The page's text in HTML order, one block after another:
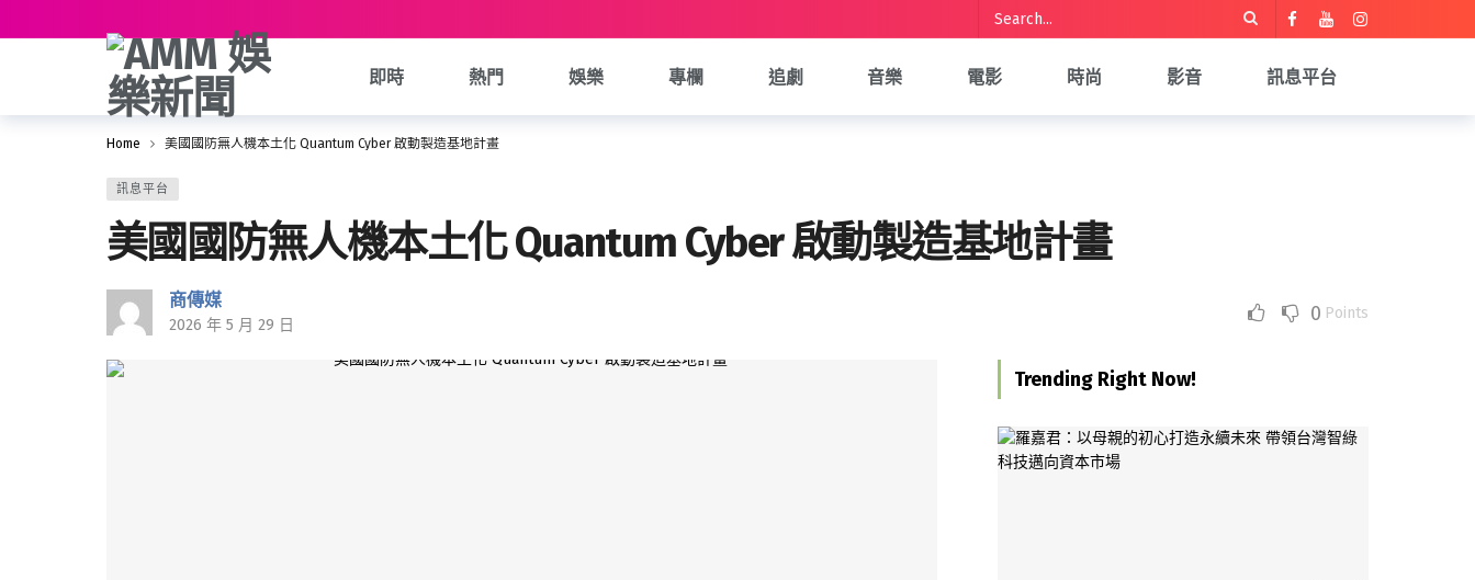
即時 熱門 娛樂 專欄 追劇 音樂 電影 時尚 影音 訊息平台
Home 美國國防無人機本土化 Quantum Cyber 啟動製造基地計畫
訊息平台
美國國防無人機本土化 Quantum Cyber 啟動製造基地計畫
商傳媒
2026 年 5 月 29 日 0 Points
Trending Right Now!